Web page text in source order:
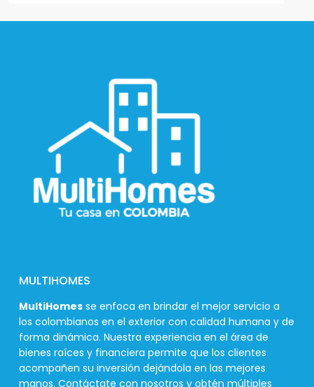
MULTIHOMES
MultiHomes se enfoca en brindar el mejor servicio a
los colombianos en el exterior con calidad humana y de
forma dinámica. Nuestra experiencia en el área de
bienes raíces y financiera permite que los clientes
acompañen su inversión dejándola en las mejores
manos. Contáctate con nosotros y obtén múltiples